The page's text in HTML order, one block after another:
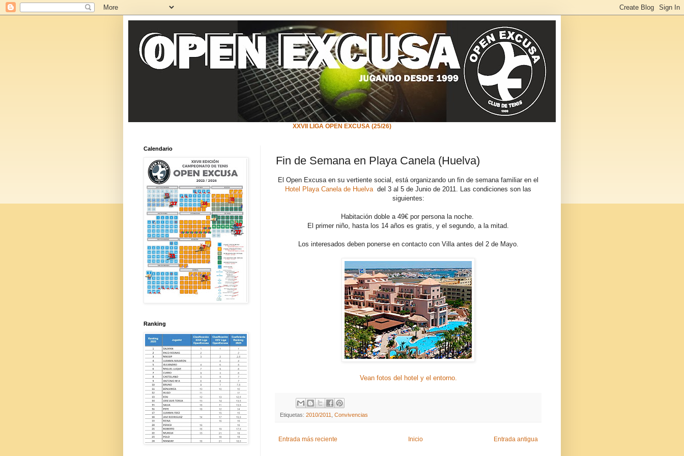
XXVII LIGA OPEN EXCUSA (25/26)
Fin de Semana en Playa Canela (Huelva)
El Open Excusa en su vertiente social, está organizando un fin de semana familiar en el
Hotel Playa Canela de Huelva del 3 al 5 de Junio de 2011. Las condiciones son las
siguientes:
Habitación doble a 49€ por persona la noche.
El primer niño, hasta los 14 años es gratis, y el segundo, a la mitad.
Los interesados deben ponerse en contacto con Villa antes del 2 de Mayo.
Vean fotos del hotel y el entorno.
Etiquetas: 2010/2011 Convivencias
Entrada más reciente Entrada antigua
Inicio
Calendario
Ranking